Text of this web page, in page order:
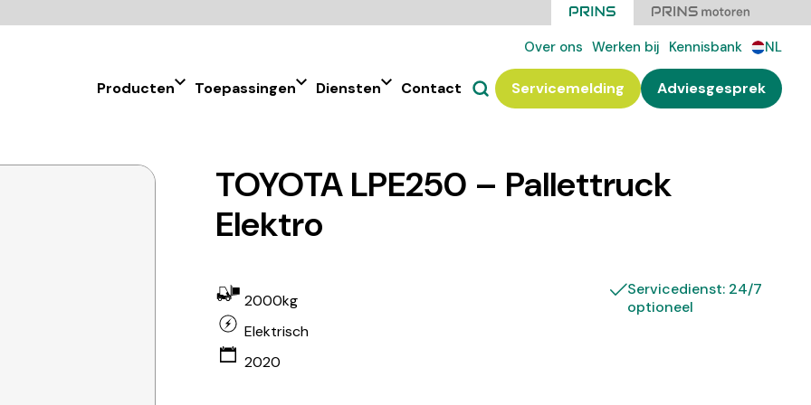
Over ons Werken bij Kennisbank NL
Producten Toepassingen Diensten Contact Servicemelding Adviesgesprek
TOYOTA LPE250 – Pallettruck
Elektro
2000kg
Elektrisch
2020
Servicedienst: 24/7
optioneel